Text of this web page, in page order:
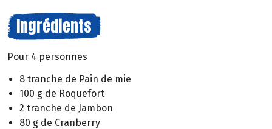
Ingrédients
Pour 4 personnes
8 tranche de Pain de mie
100 g de Roquefort
2 tranche de Jambon
80 g de Cranberry